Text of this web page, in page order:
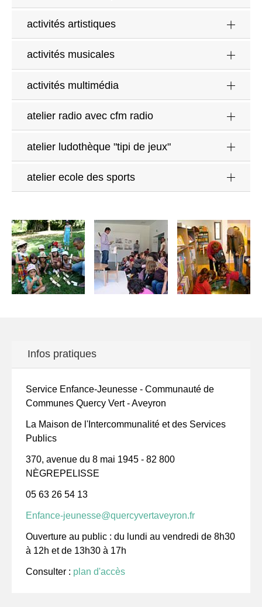
activités artistiques
activités musicales
activités multimédia
atelier radio avec cfm radio
atelier ludothèque "tipi de jeux"
atelier ecole des sports
Infos pratiques
Service Enfance-Jeunesse - Communauté de
Communes Quercy Vert - Aveyron
La Maison de l'Intercommunalité et des Services
Publics
370, avenue du 8 mai 1945 - 82 800
NÈGREPELISSE
05 63 26 54 13
Enfance-jeunesse@quercyvertaveyron.fr
Ouverture au public : du lundi au vendredi de 8h30
à 12h et de 13h30 à 17h
Consulter : plan d'accès